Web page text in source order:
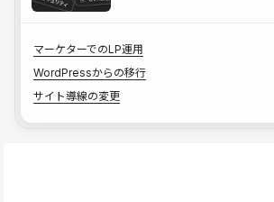
マーケターでのLP運用
WordPressからの移行
サイト導線の変更